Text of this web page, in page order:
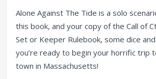
Alone Against The Tide is a solo
this book, and your copy of the Call of
Set or Keeper Rulebook, some dice
you’re ready to begin your horrific trip
town in Massachusetts!